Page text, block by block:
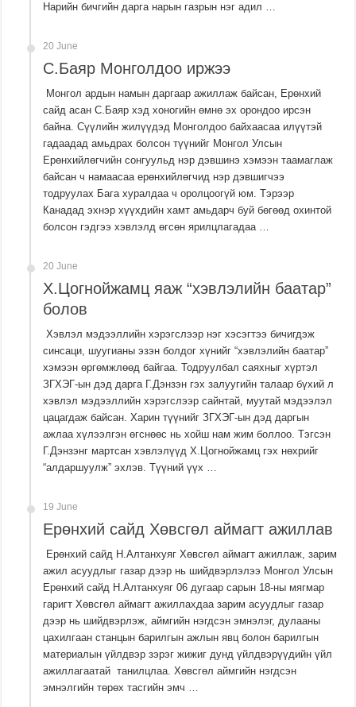
Нарийн бичгийн дарга нарын газрын нэг адил …
20 June
С.Баяр Монголдоо иржээ
Монгол ардын намын даргаар ажиллаж байсан, Ерөнхий
сайд асан С.Баяр хэд хоногийн өмнө эх орондоо ирсэн
байна. Сүүлийн жилүүдэд Монголдоо байхаасаа илүүтэй
гадаадад амьдрах болсон түүнийг Монгол Улсын
Ерөнхийлөгчийн сонгуульд нэр дэвшинэ хэмээн таамаглаж
байсан ч намаасаа ерөнхийлөгчид нэр дэвшигчээ
тодруулах Бага хуралдаа ч оролцоогүй юм. Тэрээр
Канадад эхнэр хүүхдийн хамт амьдарч буй бөгөөд охинтой
болсон гэдгээ хэвлэлд өгсөн ярилцлагадаа …
20 June
Х.Цогнойжамц яаж “хэвлэлийн баатар”
болов
Хэвлэл мэдээллийн хэрэгслээр нэг хэсэгтээ бичигдэж
синсаци, шуугианы эзэн болдог хүнийг “хэвлэлийн баатар”
хэмээн өргөмжлөөд байгаа. Тодруулбал саяхныг хүртэл
ЗГХЭГ-ын дэд дарга Г.Дэнзэн гэх залуугийн талаар бүхий л
хэвлэл мэдээллийн хэрэгслээр сайнтай, муутай мэдээлэл
цацагдаж байсан. Харин түүнийг ЗГХЭГ-ын дэд даргын
ажлаа хүлээлгэн өгснөөс нь хойш нам жим боллоо. Тэгсэн
Г.Дэнзэнг мартсан хэвлэлүүд Х.Цогнойжамц гэх нөхрийг
“алдаршуулж” эхлэв. Түүний үүх …
19 June
Ерөнхий сайд Хөвсгөл аймагт ажиллав
Ерөнхий сайд Н.Алтанхуяг Хөвсгөл аймагт ажиллаж, зарим
ажил асуудлыг газар дээр нь шийдвэрлэлээ Монгол Улсын
Ерөнхий сайд Н.Алтанхуяг 06 дугаар сарын 18-ны мягмар
гаригт Хөвсгөл аймагт ажиллахдаа зарим асуудлыг газар
дээр нь шийдвэрлэж, аймгийн нэгдсэн эмнэлэг, дулааны
цахилгаан станцын барилгын ажлын явц болон барилгын
материалын үйлдвэр зэрэг жижиг дунд үйлдвэрүүдийн үйл
ажиллагаатай танилцлаа. Хөвсгөл аймгийн нэгдсэн
эмнэлгийн төрөх тасгийн эмч …